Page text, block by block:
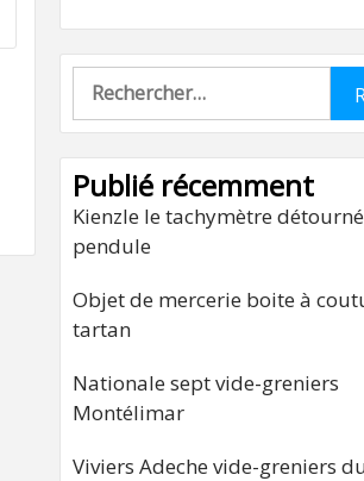
Rechercher :
Publié récemment
Kienzle le tachymètre
pendule
Objet de mercerie boite à
tartan
Nationale sept vide-greniers
Montélimar
Viviers Adeche vide-greniers